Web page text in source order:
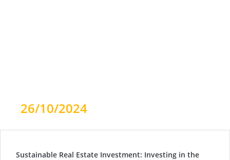
26/10/2024
Sustainable Real Estate Investment: Investing in the